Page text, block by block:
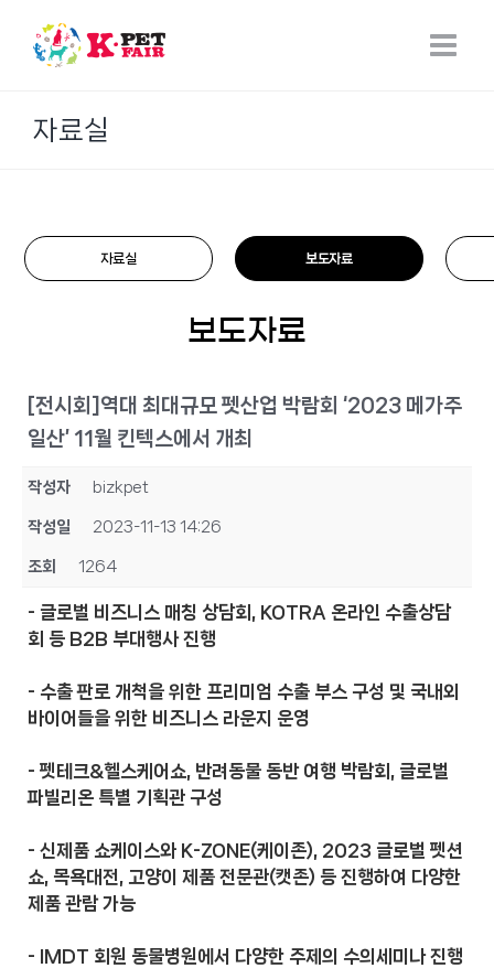
content
자료실
자료실 보도자료
보도자료
[전시회]역대 최대규모 펫산업 박람회 ‘2023 메가주
일산’ 11월 킨텍스에서 개최
작성자 bizkpet
작성일 2023-11-13 14:26
조회 1264
- 글로벌 비즈니스 매칭 상담회, KOTRA 온라인 수출상담
회 등 B2B 부대행사 진행
- 수출 판로 개척을 위한 프리미엄 수출 부스 구성 및 국내외
바이어들을 위한 비즈니스 라운지 운영
- 펫테크&헬스케어쇼, 반려동물 동반 여행 박람회, 글로벌
파빌리온 특별 기획관 구성
- 신제품 쇼케이스와 K-ZONE(케이존), 2023 글로벌 펫션
쇼, 목욕대전, 고양이 제품 전문관(캣존) 등 진행하여 다양한
제품 관람 가능
- IMDT 회원 동물병원에서 다양한 주제의 수의세미나 진행